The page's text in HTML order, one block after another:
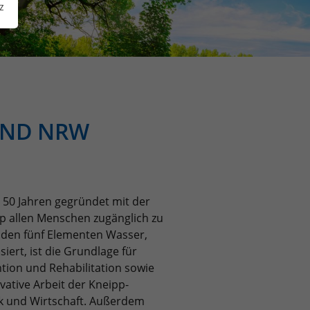
NRW
Jahren gegründet mit der
allen Menschen zugänglich zu
fünf Elementen Wasser,
ist die Grundlage für
und Rehabilitation sowie
Arbeit der Kneipp-
und Wirtschaft. Außerdem